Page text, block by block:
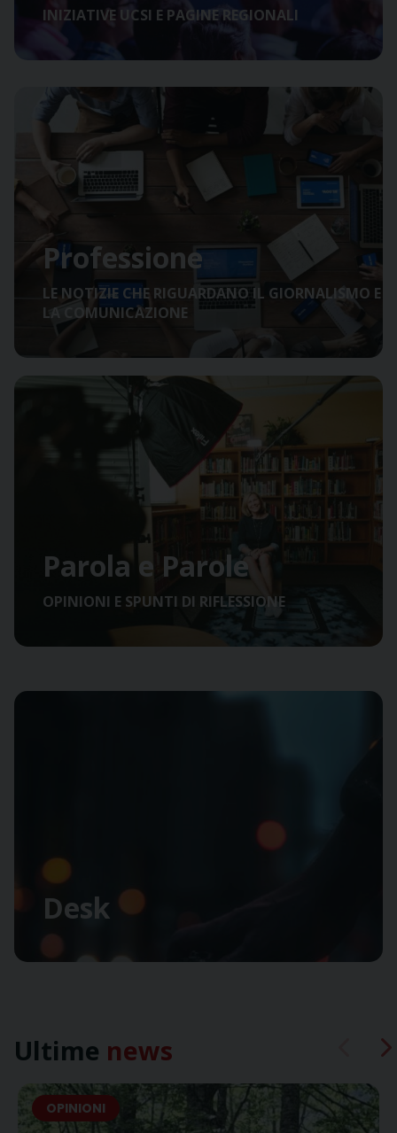
INIZIATIVE UCSI E PAGINE REGIONALI
Professione
LE NOTIZIE CHE RIGUARDANO IL GIORNALISMO E
LA COMUNICAZIONE
Parola e Parole
OPINIONI E SPUNTI DI RIFLESSIONE
Desk
Ultime news
OPINIONI